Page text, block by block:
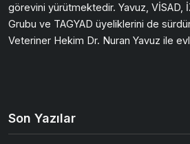
görevini yürütmektedir. Yavuz, VİSAD,
Grubu ve TAGYAD üyeliklerini de
Veteriner Hekim Dr. Nuran Yavuz ile
Son Yazılar